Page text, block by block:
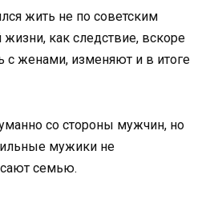
жить не по советским
как следствие, вскоре
с женами, изменяют и в итоге
со стороны мужчин, но
мужики не
семью.